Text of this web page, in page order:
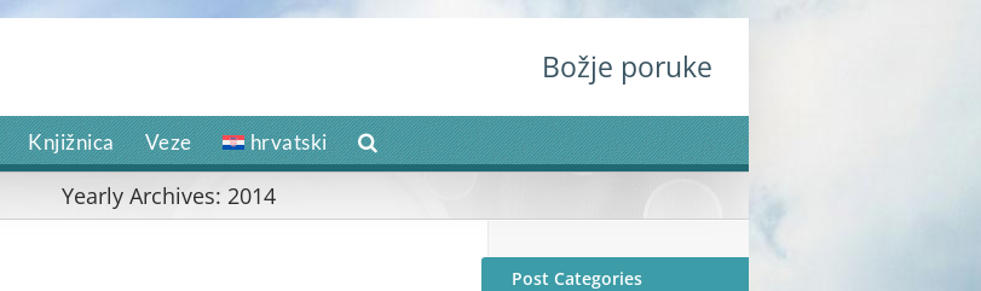
Božje poruke
Knjižnica Veze hrvatski
Yearly Archives: 2014
Post Categories